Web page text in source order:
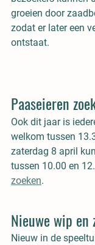
groeien door
zodat er later een
ontstaat.
Paaseieren
Ook dit jaar is
welkom tussen
zaterdag 8 april
tussen 10.00 en
zoeken.
Nieuwe wip en
Nieuw in de